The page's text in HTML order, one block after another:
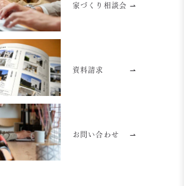
家づくり相談会 ⇀
資料請求 ⇀
お問い合わせ ⇀